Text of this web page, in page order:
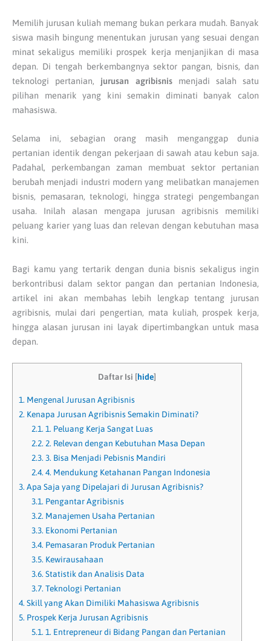
Memilih jurusan kuliah memang bukan perkara mudah. Banyak
siswa masih bingung menentukan jurusan yang sesuai dengan
minat sekaligus memiliki prospek kerja menjanjikan di masa
depan. Di tengah berkembangnya sektor pangan, bisnis, dan
teknologi pertanian, jurusan agribisnismenjadi salah satu
pilihan menarik yang kini semakin diminati banyak calon
mahasiswa.
Selama ini, sebagian orang masih menganggap dunia
pertanian identik dengan pekerjaan di sawah atau kebun saja.
Padahal, perkembangan zaman membuat sektor pertanian
berubah menjadi industri modern yang melibatkan manajemen
bisnis, pemasaran, teknologi, hingga strategi pengembangan
usaha. Inilah alasan mengapa jurusan agribisnis memiliki
peluang karier yang luas dan relevan dengan kebutuhan masa
kini.
Bagi kamu yang tertarik dengan dunia bisnis sekaligus ingin
berkontribusi dalam sektor pangan dan pertanian Indonesia,
artikel ini akan membahas lebih lengkap tentang jurusan
agribisnis, mulai dari pengertian, mata kuliah, prospek kerja,
hingga alasan jurusan ini layak dipertimbangkan untuk masa
depan.
Daftar Isi [hide]
1. Mengenal Jurusan Agribisnis
2. Kenapa Jurusan Agribisnis Semakin Diminati?
2.1. 1. Peluang Kerja Sangat Luas
2.2. 2. Relevan dengan Kebutuhan Masa Depan
2.3. 3. Bisa Menjadi Pebisnis Mandiri
2.4. 4. Mendukung Ketahanan Pangan Indonesia
3. Apa Saja yang Dipelajari di Jurusan Agribisnis?
3.1. Pengantar Agribisnis
3.2. Manajemen Usaha Pertanian
3.3. Ekonomi Pertanian
3.4. Pemasaran Produk Pertanian
3.5. Kewirausahaan
3.6. Statistik dan Analisis Data
3.7. Teknologi Pertanian
4. Skill yang Akan Dimiliki Mahasiswa Agribisnis
5. Prospek Kerja Jurusan Agribisnis
5.1. 1. Entrepreneur di Bidang Pangan dan Pertanian